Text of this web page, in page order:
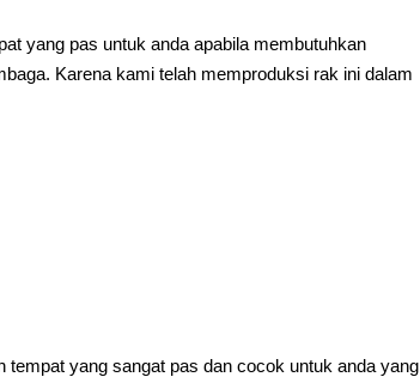
yang pas untuk anda apabila membutuhkan
Karena kami telah memproduksi rak ini dalam
yang sangat pas dan cocok untuk anda yang